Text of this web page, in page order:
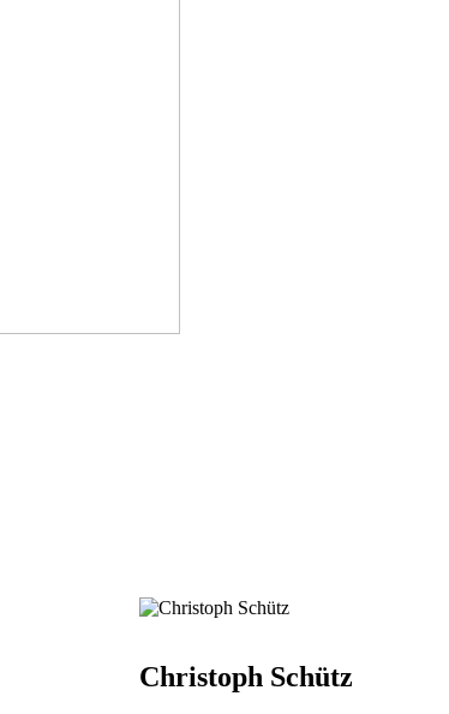
Christoph Schütz